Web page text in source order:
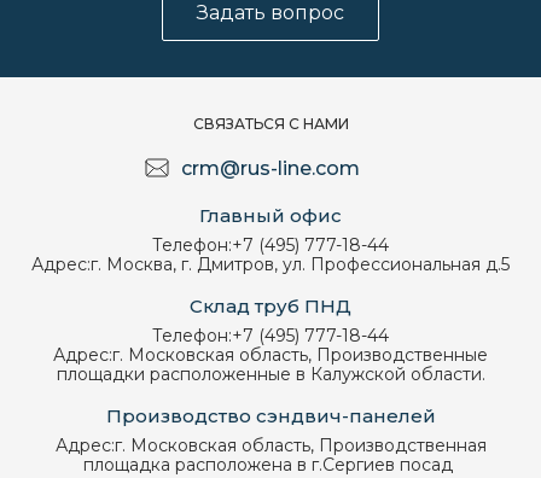
Задать вопрос
СВЯЗАТЬСЯ С НАМИ
crm@rus-line.com
Главный офис
Телефон:+7 (495) 777-18-44
Адрес:г. Москва, г. Дмитров, ул. Профессиональная д.5
Склад труб ПНД
Телефон:+7 (495) 777-18-44
Адрес:г. Московская область, Производственные
площадки расположенные в Калужской области.
Производство сэндвич-панелей
Адрес:г. Московская область, Производственная
площадка расположена в г.Сергиев посад